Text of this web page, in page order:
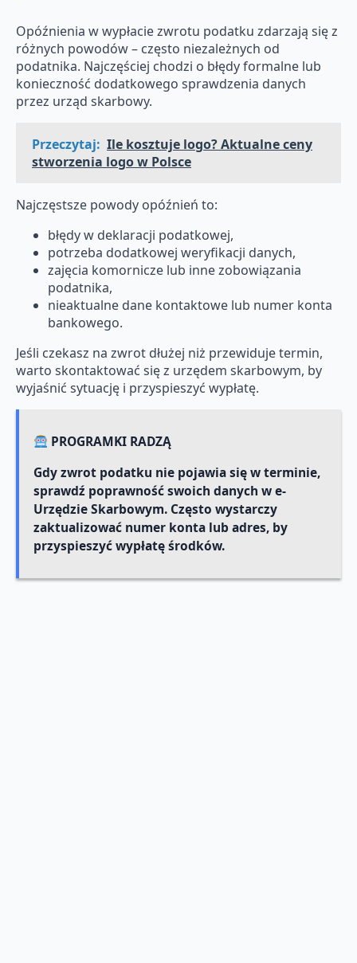
Opóźnienia w wypłacie zwrotu podatku zdarzają się z
różnych powodów – często niezależnych od
podatnika. Najczęściej chodzi o błędy formalne lub
konieczność dodatkowego sprawdzenia danych
przez urząd skarbowy.
Przeczytaj: Ile kosztuje logo? Aktualne ceny
stworzenia logo w Polsce
Najczęstsze powody opóźnień to:
błędy w deklaracji podatkowej,
potrzeba dodatkowej weryfikacji danych,
zajęcia komornicze lub inne zobowiązania
podatnika,
nieaktualne dane kontaktowe lub numer konta
bankowego.
Jeśli czekasz na zwrot dłużej niż przewiduje termin,
warto skontaktować się z urzędem skarbowym, by
wyjaśnić sytuację i przyspieszyć wypłatę.
PROGRAMKI RADZĄ
Gdy zwrot podatku nie pojawia się w terminie,
sprawdź poprawność swoich danych w e-
Urzędzie Skarbowym. Często wystarczy
zaktualizować numer konta lub adres, by
przyspieszyć wypłatę środków.